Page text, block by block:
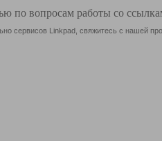
по вопросам работы со
сервисов Linkpad, свяжитесь с нашей